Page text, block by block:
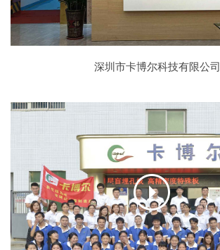
深圳市卡博尔科技有限公司